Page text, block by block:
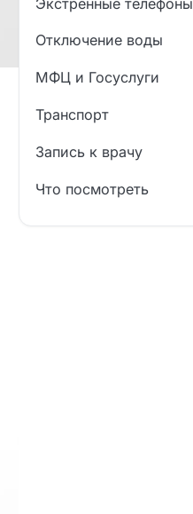
Отключение воды
МФЦ и Госуслуги
Транспорт
Запись к врачу
Что посмотреть